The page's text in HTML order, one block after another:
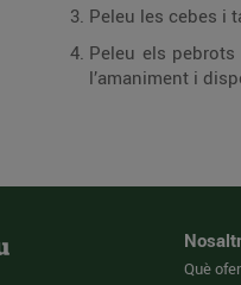
Peleu les cebes i
Peleu els
l’amaniment i
Què